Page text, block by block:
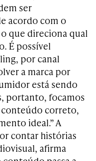
ser
acordo com o
que direciona qual
É possível
por canal
a marca por
está sendo
portanto, focamos
conteúdo correto,
ideal.” A
contar histórias
afirma